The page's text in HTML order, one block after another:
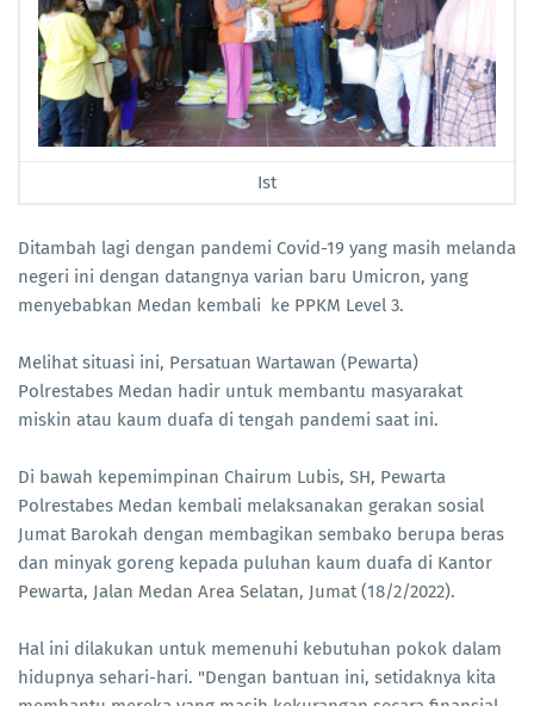
Ist
Ditambah lagi dengan pandemi Covid-19 yang masih melanda
negeri ini dengan datangnya varian baru Umicron, yang
menyebabkan Medan kembali ke PPKM Level 3.
Melihat situasi ini, Persatuan Wartawan (Pewarta)
Polrestabes Medan hadir untuk membantu masyarakat
miskin atau kaum duafa di tengah pandemi saat ini.
Di bawah kepemimpinan Chairum Lubis, SH, Pewarta
Polrestabes Medan kembali melaksanakan gerakan sosial
Jumat Barokah dengan membagikan sembako berupa beras
dan minyak goreng kepada puluhan kaum duafa di Kantor
Pewarta, Jalan Medan Area Selatan, Jumat (18/2/2022).
Hal ini dilakukan untuk memenuhi kebutuhan pokok dalam
hidupnya sehari-hari. "Dengan bantuan ini, setidaknya kita